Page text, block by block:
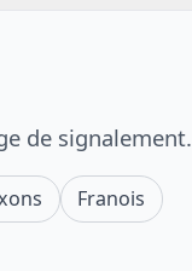
de signalement.
Franois